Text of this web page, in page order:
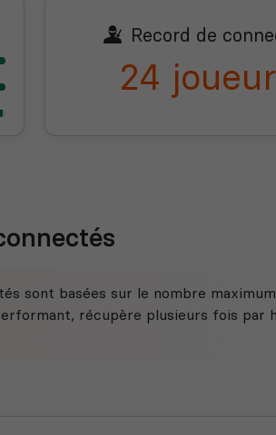
Record de
24
sont basées sur le nombre
récupère plusieurs fois par